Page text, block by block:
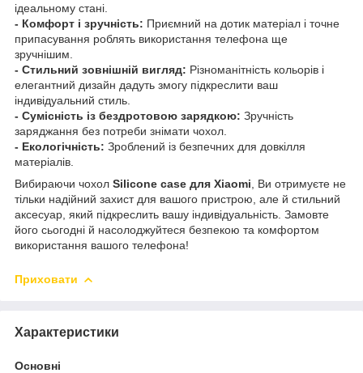
ідеальному стані.
- Комфорт і зручність: Приємний на дотик матеріал і точне
припасування роблять використання телефона ще
зручнішим.
- Стильний зовнішній вигляд: Різноманітність кольорів і
елегантний дизайн дадуть змогу підкреслити ваш
індивідуальний стиль.
- Сумісність із бездротовою зарядкою: Зручність
заряджання без потреби знімати чохол.
- Екологічність: Зроблений із безпечних для довкілля
матеріалів.
Вибираючи чохол Silicone case для Xiaomi , Ви отримуєте не
тільки надійний захист для вашого пристрою, але й стильний
аксесуар, який підкреслить вашу індивідуальність. Замовте
його сьогодні й насолоджуйтеся безпекою та комфортом
використання вашого телефона!
Приховати
Характеристики
Основні